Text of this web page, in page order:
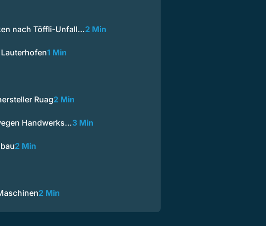
nach Töffli-Unfall…2 Min
1 Min
Ruag2 Min
Handwerks…3 Min
2 Min
2 Min